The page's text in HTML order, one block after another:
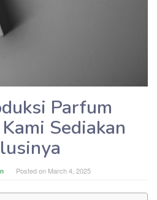
Parfum
Sediakan
Posted on March 4, 2025